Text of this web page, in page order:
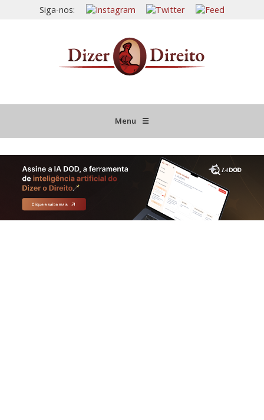
Siga-nos:
Menu ☰
JURISPRUDÊNCIA COMENTADA
INFORMATIVOS COMENTADOS